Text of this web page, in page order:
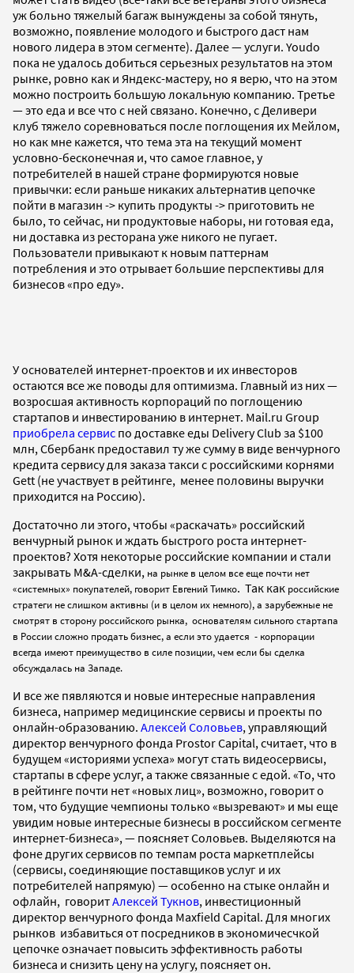
уж больно тяжелый багаж вынуждены за собой тянуть,
возможно, появление молодого и быстрого даст нам
нового лидера в этом сегменте). Далее — услуги. Youdo
пока не удалось добиться серьезных результатов на этом
рынке, ровно как и Яндекс-мастеру, но я верю, что на этом
можно построить большую локальную компанию. Третье
— это еда и все что с ней связано. Конечно, с Деливери
клуб тяжело соревноваться после поглощения их Мейлом,
но как мне кажется, что тема эта на текущий момент
условно-бесконечная и, что самое главное, у
потребителей в нашей стране формируются новые
привычки: если раньше никаких альтернатив цепочке
пойти в магазин -> купить продукты -> приготовить не
было, то сейчас, ни продуктовые наборы, ни готовая еда,
ни доставка из ресторана уже никого не пугает.
Пользователи привыкают к новым паттернам
потребления и это отрывает большие перспективы для
бизнесов «про еду».
У основателей интернет-проектов и их инвесторов
остаются все же поводы для оптимизма. Главный из них —
возросшая активность корпораций по поглощению
стартапов и инвестированию в интернет. Mail.ru Group
приобрела сервис по доставке еды Delivery Club за $100
млн, Сбербанк предоставил ту же сумму в виде венчурного
кредита сервису для заказа такси с российскими корнями
Gett (не участвует в рейтинге, менее половины выручки
приходится на Россию).
Достаточно ли этого, чтобы «раскачать» российский
венчурный рынок и ждать быстрого роста интернет-
проектов? Хотя некоторые российские компании и стали
закрывать M&A-сделки, на рынке в целом все еще почти нет
«системных» покупателей, говорит Евгений Тимко. Так как российские
стратеги не слишком активны (и в целом их немного), а зарубежные не
смотрят в сторону российского рынка, основателям сильного стартапа
в России сложно продать бизнес, а если это удается - корпорации
всегда имеют преимущество в силе позиции, чем если бы сделка
обсуждалась на Западе.
И все же пявляются и новые интересные направления
бизнеса, например медицинские сервисы и проекты по
онлайн-образованию. Алексей Соловьев, управляющий
директор венчурного фонда Prostor Capital, считает, что в
будущем «историями успеха» могут стать видеосервисы,
стартапы в сфере услуг, а также связанные с едой. «То, что
в рейтинге почти нет «новых лиц», возможно, говорит о
том, что будущие чемпионы только «вызревают» и мы еще
увидим новые интересные бизнесы в российском сегменте
интернет-бизнеса», — поясняет Соловьев. Выделяются на
фоне других сервисов по темпам роста маркетплейсы
(сервисы, соединяющие поставщиков услуг и их
потребителей напрямую) — особенно на стыке онлайн и
офлайн, говоритАлексей Тукнов, инвестиционный
директор венчурного фонда Maxfield Capital. Для многих
рынков избавиться от посредников в экономичесчкой
цепочке означает повысить эффективность работы
бизнеса и снизить цену на услугу, поясняет он.